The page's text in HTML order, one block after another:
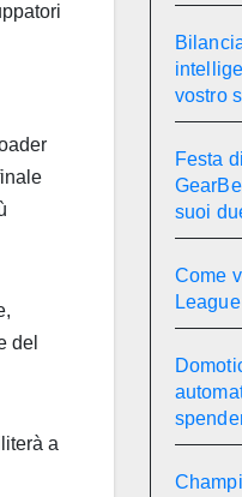
del
a
vostro
Festa
suoi
Come